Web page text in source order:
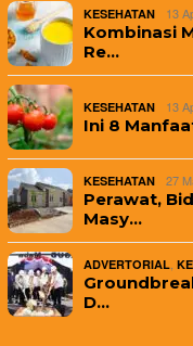
KESEHATAN 13
Kombinasi
Re…
KESEHATAN 13
Ini 8
KESEHATAN 27
Perawat,
Masy…
ADVERTORIAL
D…